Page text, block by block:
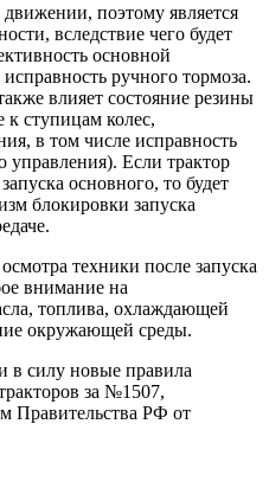
поэтому является
вследствие чего будет
основной
ручного тормоза.
влияет состояние резины
к ступицам колес,
в том числе исправность
управления). Если трактор
основного, то будет
блокировки запуска
техники после запуска
внимание на
топлива, охлаждающей
окружающей среды.
в силу новые правила
за №1507,
Правительства РФ от